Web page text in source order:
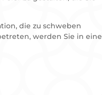
die zu schweben
werden Sie in eine